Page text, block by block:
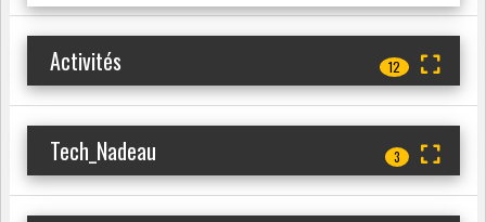
Activités 12
Tech_Nadeau 3